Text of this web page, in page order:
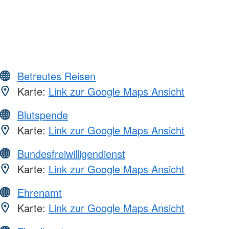
Betreutes Reisen
Karte: Link zur Google Maps Ansicht
Blutspende
Karte: Link zur Google Maps Ansicht
Bundesfreiwilligendienst
Karte: Link zur Google Maps Ansicht
Ehrenamt
Karte: Link zur Google Maps Ansicht